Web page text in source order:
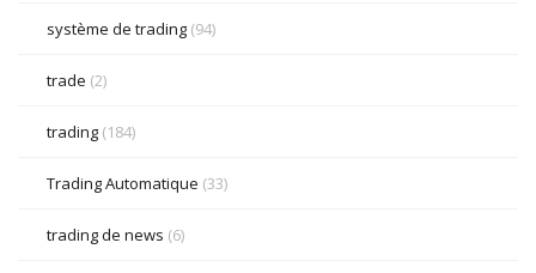
système de trading (94)
trade (2)
trading (184)
Trading Automatique (33)
trading de news (6)